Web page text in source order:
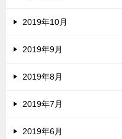
2019年10月
2019年9月
2019年8月
2019年7月
2019年6月